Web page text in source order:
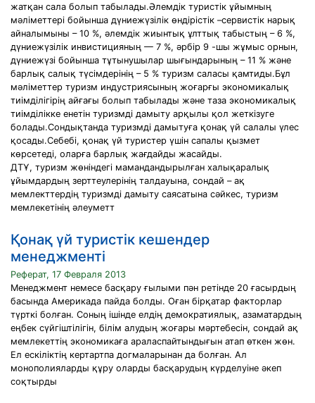
жатқан сала болып табылады.Әлемдік туристік ұйымның
мәліметтері бойынша дүниежүзілік өндірістік –сервистік нарық
айналымыны – 10 %, әлемдік жиынтық ұлттық табыстың – 6 %,
дүниежүзілік инвистицияның — 7 %, әрбір 9 -шы жұмыс орнын,
дүниежүзі бойынша тұтынушылар шығындарының – 11 % және
барлық салық түсімдерінің – 5 % туризм саласы қамтиды.Бұл
мәліметтер туризм индустриясының жоғарғы экономикалық
тиімділігірің айғағы болып табылады және таза экономикалық
тиімділікке енетін туризмді дамыту арқылы қол жеткізуге
болады.Сондықтанда туризмді дамытуға қонақ үй салалы үлес
қосады.Себебі, қонақ үй туристер үшін сапалы қызмет
көрсетеді, оларға барлық жағдайды жасайды.
ДТҰ, туризм жөніндегі мамандандырылған халықаралық
ұйымдардың зерттеулерінің талдауына, сондай – ақ
мемлекттердің туризмді дамыту саясатына сәйкес, туризм
мемлекетінің әлеуметт
Қонақ үй туристік кешендер
менеджменті
Реферат, 17 Февраля 2013
Менеджмент немесе басқару ғылыми пән ретінде 20 ғасырдың
басында Америкада пайда болды. Оған бірқатар факторлар
түрткі болған. Соның ішінде елдің демократиялық, азаматардың
еңбек сүйгіштілігін, білім алудың жоғары мәртебесін, сондай ақ
мемлекеттің экономикаға араласпайтындығын атап өткен жөн.
Ел ескіліктің кертартпа догмаларынан да болған. Ал
монополияларды құру оларды басқарудың күрделуіне әкеп
соқтырды